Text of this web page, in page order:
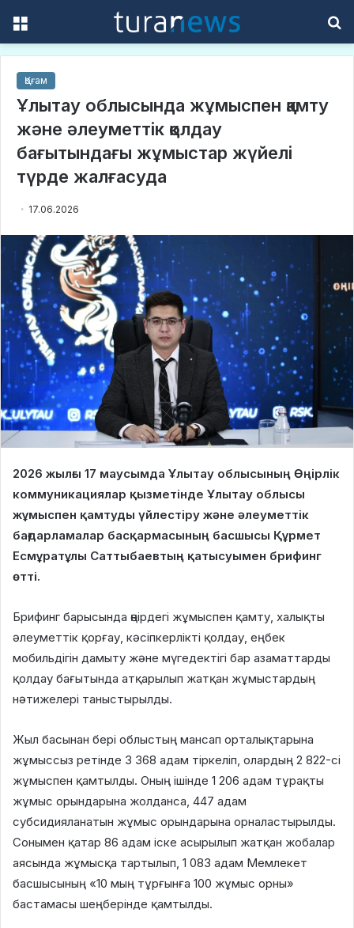
Қоғам
Ұлытау облысында жұмыспен қамту
және әлеуметтік қолдау
бағытындағы жұмыстар жүйелі
түрде жалғасуда
17.06.2026
2026 жылғы 17 маусымда Ұлытау облысының Өңірлік
коммуникациялар қызметінде Ұлытау облысы
жұмыспен қамтуды үйлестіру және әлеуметтік
бағдарламалар басқармасының басшысы Құрмет
Есмұратұлы Саттыбаевтың қатысуымен брифинг
өтті.
Брифинг барысында өңірдегі жұмыспен қамту, халықты
әлеуметтік қорғау, кәсіпкерлікті қолдау, еңбек
мобильдігін дамыту және мүгедектігі бар азаматтарды
қолдау бағытында атқарылып жатқан жұмыстардың
нәтижелері таныстырылды.
Жыл басынан бері облыстың мансап орталықтарына
жұмыссыз ретінде 3 368 адам тіркеліп, олардың 2 822-сі
жұмыспен қамтылды. Оның ішінде 1 206 адам тұрақты
жұмыс орындарына жолданса, 447 адам
субсидияланатын жұмыс орындарына орналастырылды.
Сонымен қатар 86 адам іске асырылып жатқан жобалар
аясында жұмысқа тартылып, 1 083 адам Мемлекет
басшысының «10 мың тұрғынға 100 жұмыс орны»
бастамасы шеңберінде қамтылды.